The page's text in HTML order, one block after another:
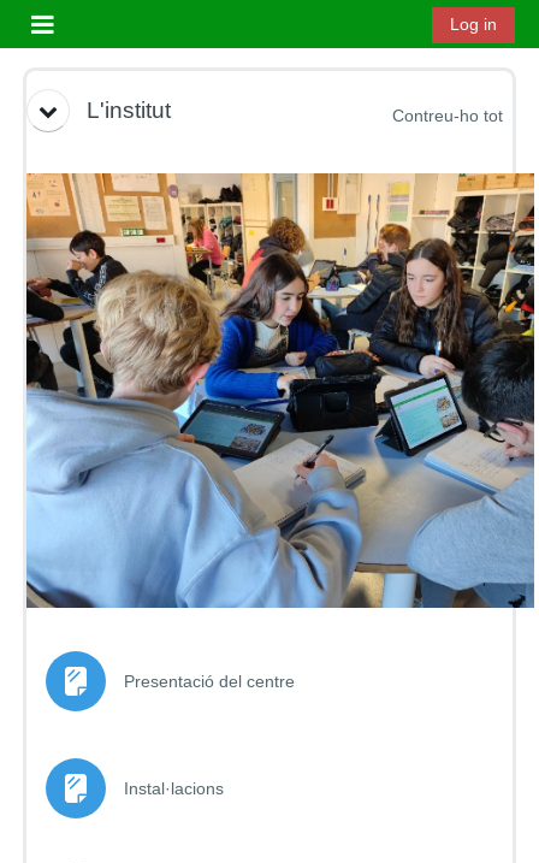
Panell lateral
Log in
L'institut Contreu-ho tot
Presentació del centrePàgina
Instal·lacionsPàgina